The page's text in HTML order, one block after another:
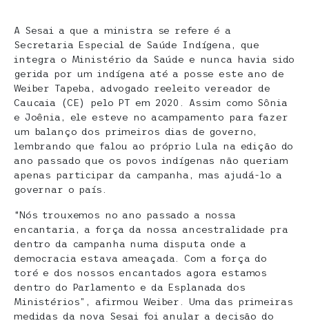
A Sesai a que a ministra se refere é a
Secretaria Especial de Saúde Indígena, que
integra o Ministério da Saúde e nunca havia sido
gerida por um indígena até a posse este ano de
Weiber Tapeba, advogado reeleito vereador de
Caucaia (CE) pelo PT em 2020. Assim como Sônia
e Joênia, ele esteve no acampamento para fazer
um balanço dos primeiros dias de governo,
lembrando que falou ao próprio Lula na edição do
ano passado que os povos indígenas não queriam
apenas participar da campanha, mas ajudá-lo a
governar o país.
“Nós trouxemos no ano passado a nossa
encantaria, a força da nossa ancestralidade pra
dentro da campanha numa disputa onde a
democracia estava ameaçada. Com a força do
toré e dos nossos encantados agora estamos
dentro do Parlamento e da Esplanada dos
Ministérios”, afirmou Weiber. Uma das primeiras
medidas da nova Sesai foi anular a decisão do